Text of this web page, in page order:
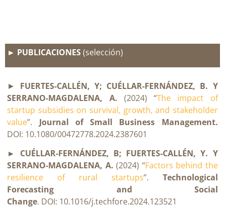
► PUBLICACIONES(selección)
► FUERTES-CALLÉN, Y; CUÉLLAR-FERNÁNDEZ, B. Y
SERRANO-MAGDALENA, A. (2024) “The impact of
startup subsidies on survival, growth, and stakeholder
value”. Journal of Small Business Management.
DOI: 10.1080/00472778.2024.2387601
► CUÉLLAR-FERNÁNDEZ, B; FUERTES-CALLÉN, Y. Y
SERRANO-MAGDALENA, A.(2024) “Factors behind the
resilience of rural startups”. Technological
Forecasting and Social
Change. DOI: 10.1016/j.techfore.2024.123521